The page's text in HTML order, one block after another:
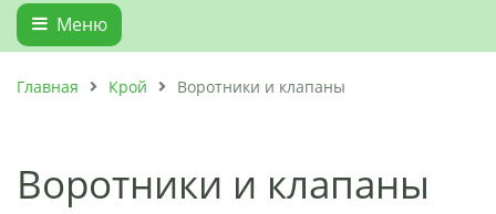
Меню
Главная Крой Воротники и клапаны
Воротники и клапаны